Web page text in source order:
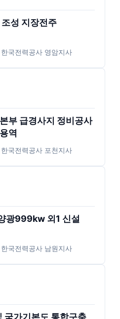
성 지장전주
한국전력공사 영암지사
부 급경사지 정비공사
역
한국전력공사 포천지사
광999kw 외1 신설
한국전력공사 남원지사
가기본도 통합구축